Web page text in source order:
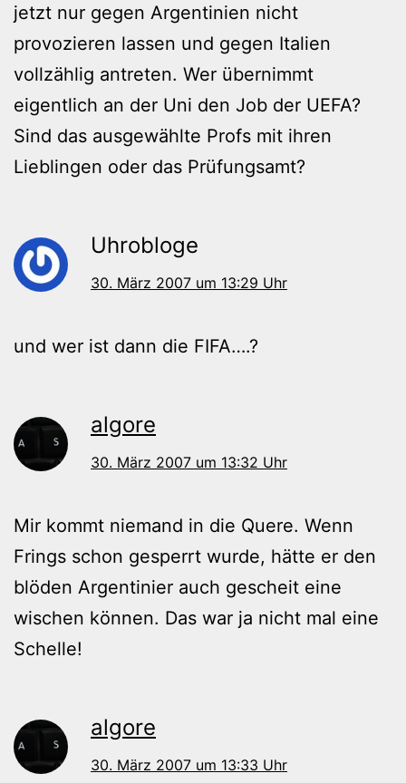
jetzt nur gegen Argentinien nicht
provozieren lassen und gegen Italien
vollzählig antreten. Wer übernimmt
eigentlich an der Uni den Job der UEFA?
Sind das ausgewählte Profs mit ihren
Lieblingen oder das Prüfungsamt?
Uhrobloge
30. März 2007 um 13:29 Uhr
und wer ist dann die FIFA….?
algore
30. März 2007 um 13:32 Uhr
Mir kommt niemand in die Quere. Wenn
Frings schon gesperrt wurde, hätte er den
blöden Argentinier auch gescheit eine
wischen können. Das war ja nicht mal eine
Schelle!
algore
30. März 2007 um 13:33 Uhr